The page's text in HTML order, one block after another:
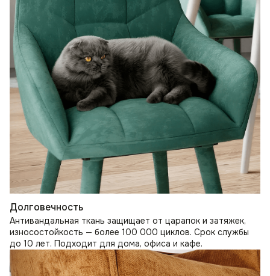
Долговечность
Антивандальная ткань защищает от царапок и затяжек,
износостойкость — более 100 000 циклов. Срок службы
до 10 лет. Подходит для дома, офиса и кафе.